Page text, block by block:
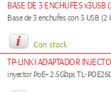
BASE DE 3 ENCHUFES x3USB
Base de 3 enchufes con 3 USB (2
Con stock
TP-LINKI ADAPTADOR
inyector PoE+ 2.5Gbps TL-